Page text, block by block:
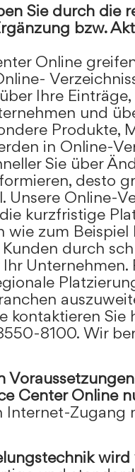
Sie durch die
bzw.
Online
Ihre
und
Produkte,
in Online-
Sie über
desto
Online-
kurzfristige
zum Beispiel
durch
Unternehmen.
kontaktieren Sie
8100. Wir
Center Online
Internet-Zugang